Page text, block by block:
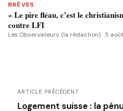
BRÈVES
« Le pire fléau, c’est le
contre LFI
Les Observateurs (la rédaction) · 5
ARTICLE PRÉCÉDENT
Logement suisse : la